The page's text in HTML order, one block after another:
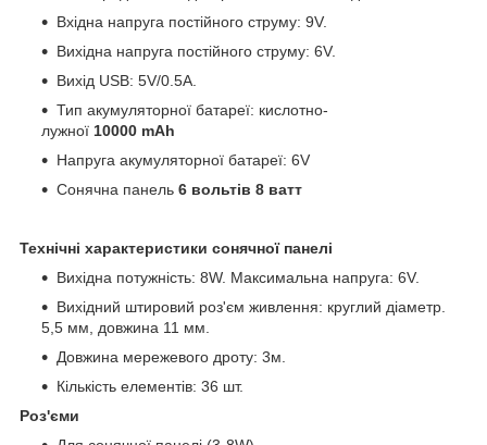
Вхідна напруга постійного струму: 9V.
Вихідна напруга постійного струму: 6V.
Вихід USB: 5V/0.5A.
Тип акумуляторної батареї: кислотно-
лужної 10000 mAh
Напруга акумуляторної батареї: 6V
Сонячна панель 6 вольтів 8 ватт
Технічні характеристики сонячної панелі
Вихідна потужність: 8W. Максимальна напруга: 6V.
Вихідний штировий роз'єм живлення: круглий діаметр.
5,5 мм, довжина 11 мм.
Довжина мережевого дроту: 3м.
Кількість елементів: 36 шт.
Роз'єми